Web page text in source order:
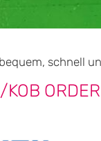
schnell